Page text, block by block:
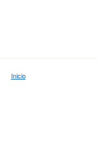
Inicio